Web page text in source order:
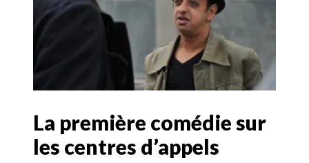
La première comédie sur
les centres d’appels